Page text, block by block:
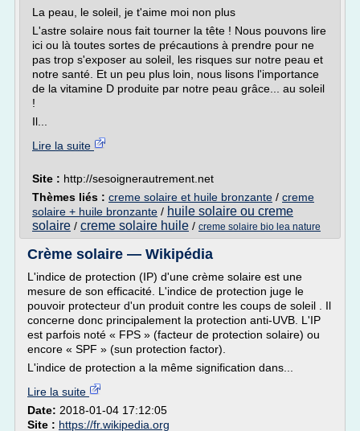
La peau, le soleil, je t'aime moi non plus
L'astre solaire nous fait tourner la tête ! Nous pouvons lire
ici ou là toutes sortes de précautions à prendre pour ne
pas trop s'exposer au soleil, les risques sur notre peau et
notre santé. Et un peu plus loin, nous lisons l'importance
de la vitamine D produite par notre peau grâce... au soleil
!
Il...
Lire la suite
Site : http://sesoignerautrement.net
Thèmes liés : creme solaire et huile bronzante / creme
solaire + huile bronzante / huile solaire ou creme
solaire / creme solaire huile / creme solaire bio lea nature
Crème solaire — Wikipédia
L'indice de protection (IP) d'une crème solaire est une
mesure de son efficacité. L'indice de protection juge le
pouvoir protecteur d'un produit contre les coups de soleil . Il
concerne donc principalement la protection anti-UVB. L'IP
est parfois noté « FPS » (facteur de protection solaire) ou
encore « SPF » (sun protection factor).
L'indice de protection a la même signification dans...
Lire la suite
Date: 2018-01-04 17:12:05
Site : https://fr.wikipedia.org